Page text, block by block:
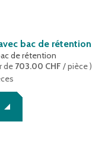
bac de rétention
de rétention
de 703.00 CHF / pièce)